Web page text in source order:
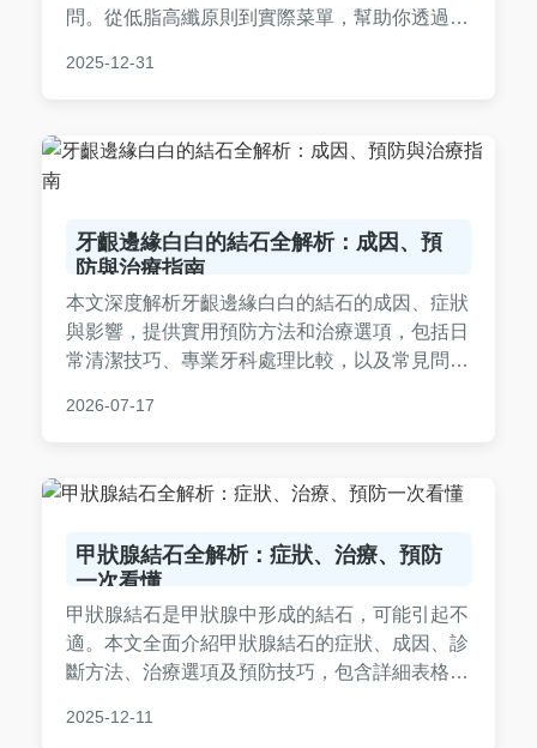
問。從低脂高纖原則到實際菜單，幫助你透過飲
實用建議和個人經驗，適合膽結石患者參考。
2025-12-31
牙齦邊緣白白的結石全解析：成因、預
防與治療指南
本文深度解析牙齦邊緣白白的結石的成因、症狀
與影響，提供實用預防方法和治療選項，包括日
常清潔技巧、專業牙科處理比較，以及常見問
康。
2026-07-17
甲狀腺結石全解析：症狀、治療、預防
一次看懂
甲狀腺結石是甲狀腺中形成的結石，可能引起不
適。本文全面介紹甲狀腺結石的症狀、成因、診
斷方法、治療選項及預防技巧，包含詳細表格和
南，解決所有關於甲狀腺結石的疑問。
2025-12-11